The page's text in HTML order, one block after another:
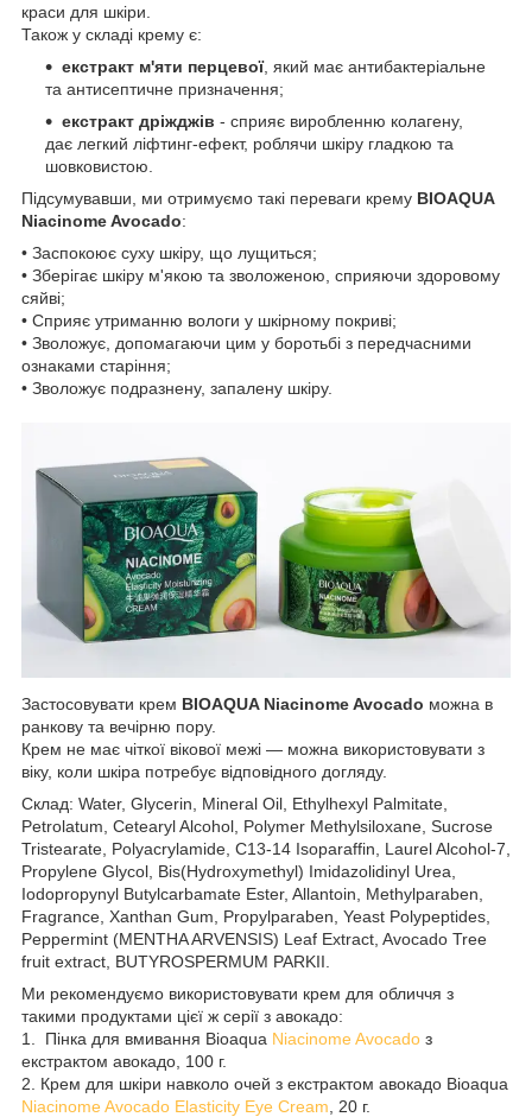
краси для шкіри.
Також у складі крему є:
екстракт м'яти перцевої, який має антибактеріальне
та антисептичне призначення;
екстракт дріжджів - сприяє виробленню колагену,
дає легкий ліфтинг-ефект, роблячи шкіру гладкою та
шовковистою.
Підсумувавши, ми отримуємо такі переваги крему BIOAQUA
Niacinome Avocado:
• Заспокоює суху шкіру, що лущиться;
• Зберігає шкіру м'якою та зволоженою, сприяючи здоровому
сяйві;
• Сприяє утриманню вологи у шкірному покриві;
• Зволожує, допомагаючи цим у боротьбі з передчасними
ознаками старіння;
• Зволожує подразнену, запалену шкіру.
Застосовувати крем BIOAQUA Niacinome Avocado можна в
ранкову та вечірню пору.
Крем не має чіткої вікової межі — можна використовувати з
віку, коли шкіра потребує відповідного догляду.
Склад: Water, Glycerin, Mineral Oil, Ethylhexyl Palmitate,
Petrolatum, Cetearyl Alcohol, Polymer Methylsiloxane, Sucrose
Tristearate, Polyacrylamide, C13-14 Isoparaffin, Laurel Alcohol-7,
Propylene Glycol, Bis(Hydroxymethyl) Imidazolidinyl Urea,
Iodopropynyl Butylcarbamate Ester, Allantoin, Methylparaben,
Fragrance, Xanthan Gum, Propylparaben, Yeast Polypeptides,
Peppermint (MENTHA ARVENSIS) Leaf Extract, Avocado Tree
fruit extract, BUTYROSPERMUM PARKII.
Ми рекомендуємо використовувати крем для обличчя з
такими продуктами цієї ж серії з авокадо:
1. Пінка для вмивання Bioaqua Niacinome Avocado з
екстрактом авокадо, 100 г.
2. Крем для шкіри навколо очей з екстрактом авокадо Bioaqua
Niacinome Avocado Elasticity Eye Cream , 20 г.